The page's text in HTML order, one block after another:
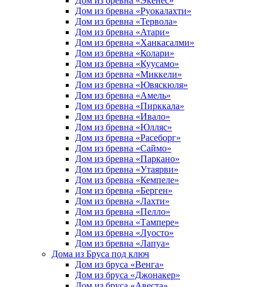
Дом из бревна «Руокалахти»
Дом из бревна «Тервола»
Дом из бревна «Атари»
Дом из бревна «Ханкасалми»
Дом из бревна «Колари»
Дом из бревна «Куусамо»
Дом из бревна «Миккели»
Дом из бревна «Ювяскюля»
Дом из бревна «Амель»
Дом из бревна «Пирккала»
Дом из бревна «Ивало»
Дом из бревна «Юлляс»
Дом из бревна «Расеборг»
Дом из бревна «Саймо»
Дом из бревна «Паркано»
Дом из бревна «Утаярви»
Дом из бревна «Кемпеле»
Дом из бревна «Берген»
Дом из бревна «Лахти»
Дом из бревна «Пелло»
Дом из бревна «Тампере»
Дом из бревна «Луосто»
Дом из бревна «Лапуа»
Дома из Бруса под ключ
Дом из бруса «Венга»
Дом из бруса «Джонакер»